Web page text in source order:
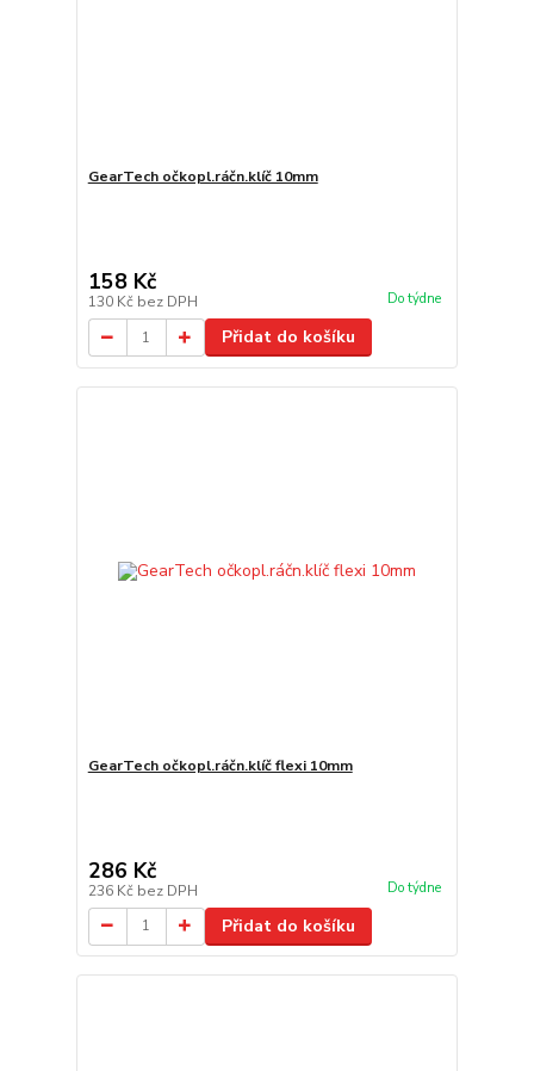
GearTech očkopl.ráčn.klíč 10mm
158 Kč
130 Kč bez DPH Do týdne
Přidat do košíku
GearTech očkopl.ráčn.klíč flexi 10mm
286 Kč
236 Kč bez DPH Do týdne
Přidat do košíku